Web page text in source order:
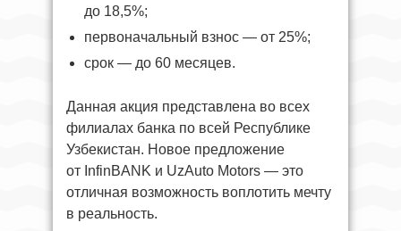
до 18,5%;
первоначальный взнос — от 25%;
срок — до 60 месяцев.
Данная акция представлена во всех
филиалах банка по всей Республике
Узбекистан. Новое предложение
от InfinBANK и UzAuto Motors — это
отличная возможность воплотить мечту
в реальность.